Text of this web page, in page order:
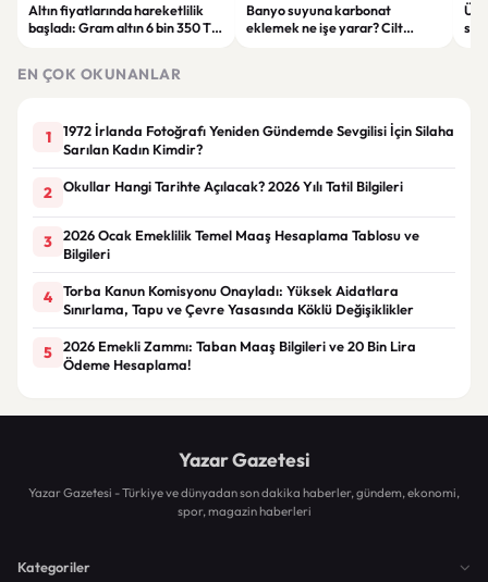
Altın fiyatlarında hareketlilik
başladı: Gram altın 6 bin 350 TL
Banyo suyuna karbonat
eklemek ne işe yarar? Cilt
suç
EN ÇOK OKUNANLAR
1
1972 İrlanda Fotoğrafı Yeniden Gündemde Sevgilisi İçin Silaha
Sarılan Kadın Kimdir?
2 Okullar Hangi Tarihte Açılacak? 2026 Yılı Tatil Bilgileri
3
2026 Ocak Emeklilik Temel Maaş Hesaplama Tablosu ve
Bilgileri
4
Torba Kanun Komisyonu Onayladı: Yüksek Aidatlara
Sınırlama, Tapu ve Çevre Yasasında Köklü Değişiklikler
5
2026 Emekli Zammı: Taban Maaş Bilgileri ve 20 Bin Lira
Ödeme Hesaplama!
Yazar Gazetesi
Yazar Gazetesi - Türkiye ve dünyadan son dakika haberler, gündem, ekonomi,
spor, magazin haberleri
Kategoriler